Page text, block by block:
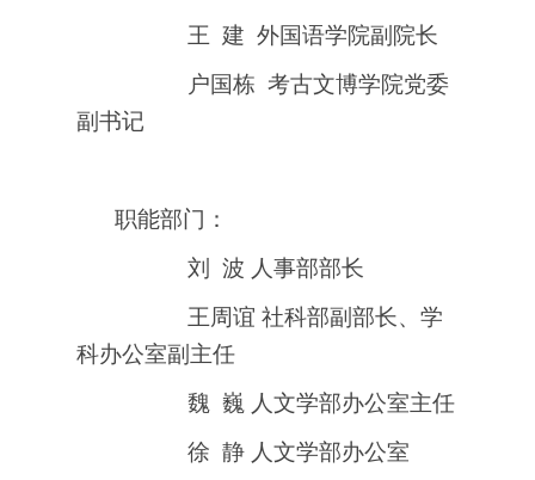
王 建 外国语学院副院长
户国栋 考古文博学院党委
副书记
职能部门：
刘
波 人事部部长
王周谊 社科部副部长、学
科办公室副主任
魏 巍 人文学部办公室主任
徐 静 人文学部办公室